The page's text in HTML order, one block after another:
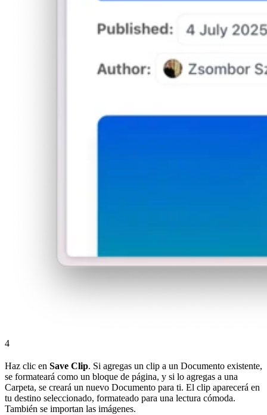
4
Haz clic en Save Clip. Si agregas un clip a un Documento existente,
se formateará como un bloque de página, y si lo agregas a una
Carpeta, se creará un nuevo Documento para ti. El clip aparecerá en
tu destino seleccionado, formateado para una lectura cómoda.
También se importan las imágenes.